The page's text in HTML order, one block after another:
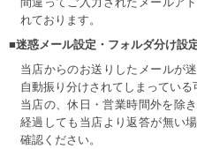
れております。
■迷惑メール設定・フォルダ分け設定
当店からのお送りしたメールが
自動振り分けされてしまっている
当店の、休日・営業時間外を除
経過しても当店より返答が無い
確認ください。